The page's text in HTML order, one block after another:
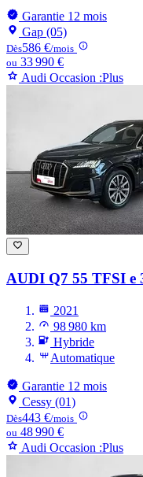
Garantie 12 mois
Gap (05)
Dès586 €/mois
ou 33 990 €
Audi Occasion :Plus
AUDI Q7 55 TFSI e
2021
98 980 km
Hybride
Automatique
Garantie 12 mois
Cessy (01)
Dès443 €/mois
ou 48 990 €
Audi Occasion :Plus